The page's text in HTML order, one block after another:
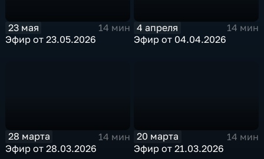
23 мая
14 мин
Эфир от 23.05.2026
4 апреля
14 мин
Эфир от 04.04.2026
28 марта
14 мин
Эфир от 28.03.2026
20 марта
14 мин
Эфир от 21.03.2026